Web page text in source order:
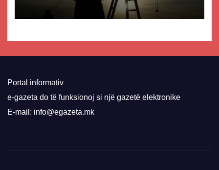
Portal informativ
e-gazeta do të funksionoj si një gazetë elektronike
E-mail: info@egazeta.mk